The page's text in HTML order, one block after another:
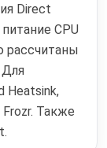
Direct
CPU
рассчитаны
Для
Heatsink,
Также